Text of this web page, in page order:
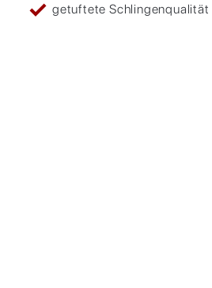
getuftete Schlingenqualität